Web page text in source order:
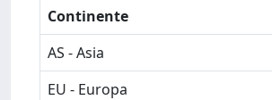
Continente
AS - Asia
EU - Europa